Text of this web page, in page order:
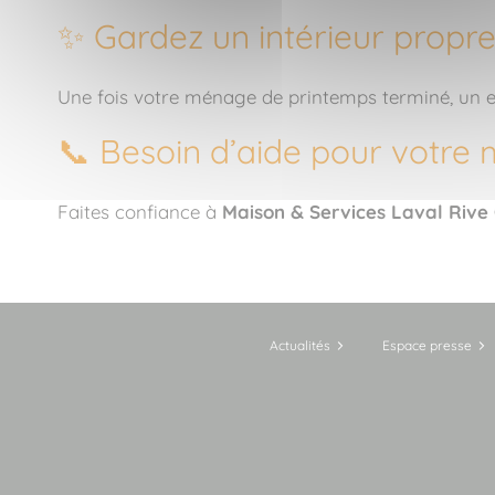
✨ Gardez un intérieur
Une fois votre ménage de printemps terminé,
📞 Besoin d’aide pour votre
Faites confiance à Maison & Services Laval Rive
Actualités Espace presse